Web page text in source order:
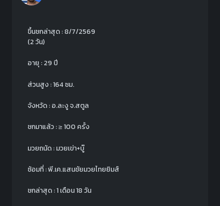
ขึ้นชกล่าสุด : 8/7/2569
(2 วัน)
อายุ : 29 ปี
ส่วนสูง : 164 ซม.
จังหวัด : อ.ละงู จ.สตูล
ชกมาแล้ว :≥100 ครั้ง
มวยถนัด : มวยเข่า+บู๊
ซ้อมที่ : พี.เค.แสนชัยมวยไทยยิมส์
ชกล่าสุด : 1 เดือน 18 วัน